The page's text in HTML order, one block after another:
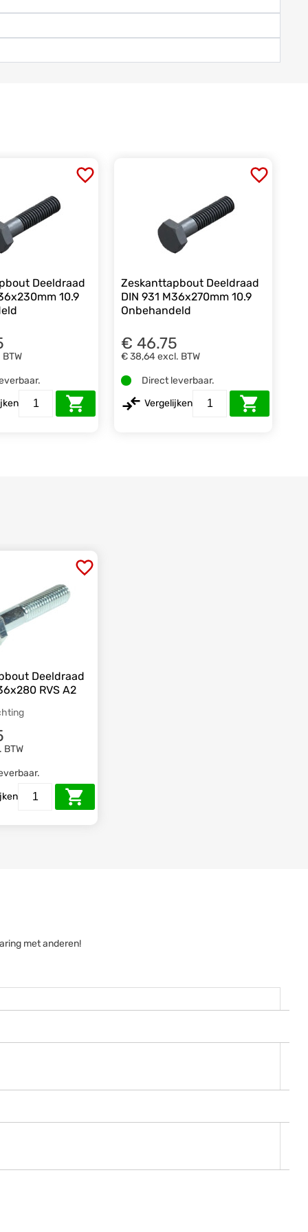
Deeldraad
10.9
Zeskanttapbout Deeldraad
DIN 931 M36x270mm 10.9
Onbehandeld
€ 46.75
€ 38,64 excl. BTW
Direct leverbaar.
Vergelijken
Deeldraad
RVS A2
BTW
met anderen!